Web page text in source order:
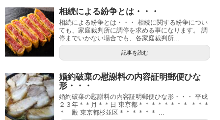
相続による紛争とは・・・
相続による紛争とは・・・ 相続に関する紛争につい
ても、家庭裁判所に調停を求める事になります。 調
停までいかない場合でも、各家庭裁判所...
記事を読む
婚約破棄の慰謝料の内容証明郵便ひな
形・・・
婚約破棄の慰謝料の内容証明郵便ひな形・・・ 平成
２３年＊＊月＊＊日 東京都＊＊＊＊＊＊＊＊ ＊＊＊
＊ 殿 東京都杉並区＊＊＊＊＊＊ ...